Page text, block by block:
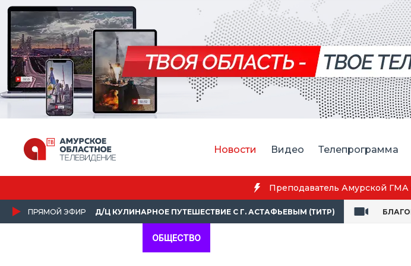
Новости Видео Телепрограмма
Преподаватель Амурской ГМА
ПРЯМОЙ ЭФИР Д/Ц КУЛИНАРНОЕ ПУТЕШЕСТВИЕ С Г. АСТАФЬЕВЫМ (ТИТР)
ОБЩЕСТВО